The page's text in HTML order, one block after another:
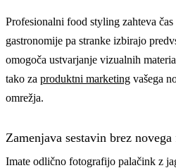
Profesionalni food styling zahteva
gastronomije pa stranke izbirajo
omogoča ustvarjanje vizualnih
tako za produktni marketing vašega
omrežja.
Zamenjava sestavin brez
Imate odlično fotografijo palačink z